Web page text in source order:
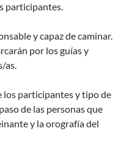
participantes.
y capaz de caminar.
por los guías y
as.
los participantes y tipo de
de las personas que
y la orografía del